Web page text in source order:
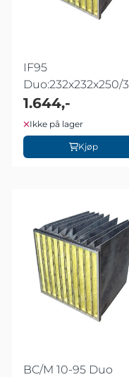
IF95
Duo:232x232x250/3
1.644,-
Ikke på lager
Kjøp
BC/M 10-95 Duo